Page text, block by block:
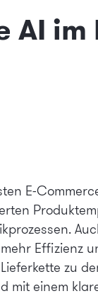
AI
E-
Effizienz
zu
mit einem